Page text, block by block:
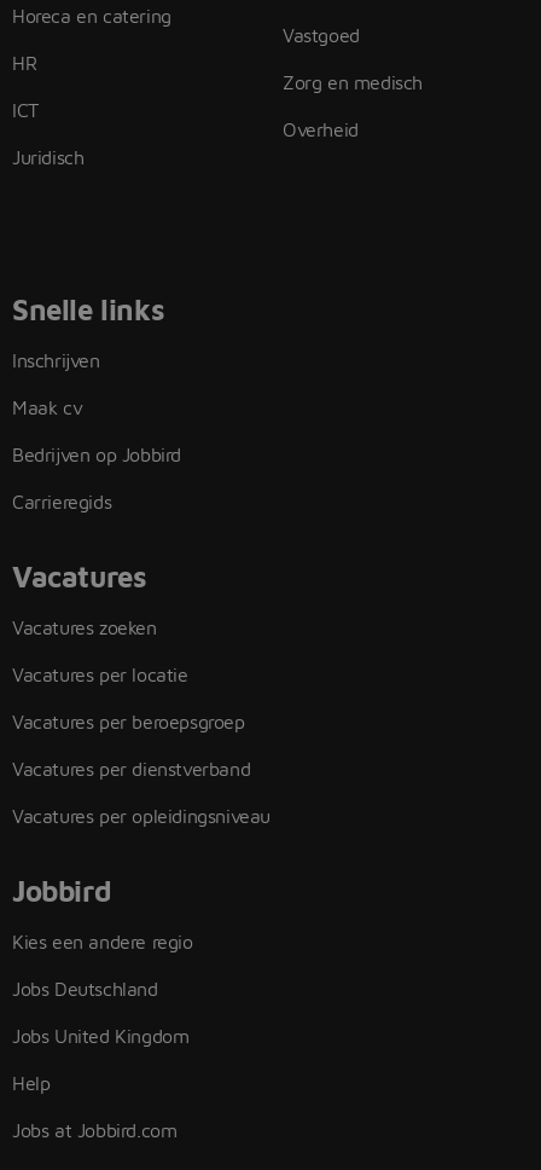
Horeca en catering
HR
ICT
Juridisch
Vastgoed
Zorg en medisch
Overheid
Snelle links
Inschrijven
Maak cv
Bedrijven op Jobbird
Carrieregids
Vacatures
Vacatures zoeken
Vacatures per locatie
Vacatures per beroepsgroep
Vacatures per dienstverband
Vacatures per opleidingsniveau
Jobbird
Kies een andere regio
Jobs Deutschland
Jobs United Kingdom
Help
Jobs at Jobbird.com